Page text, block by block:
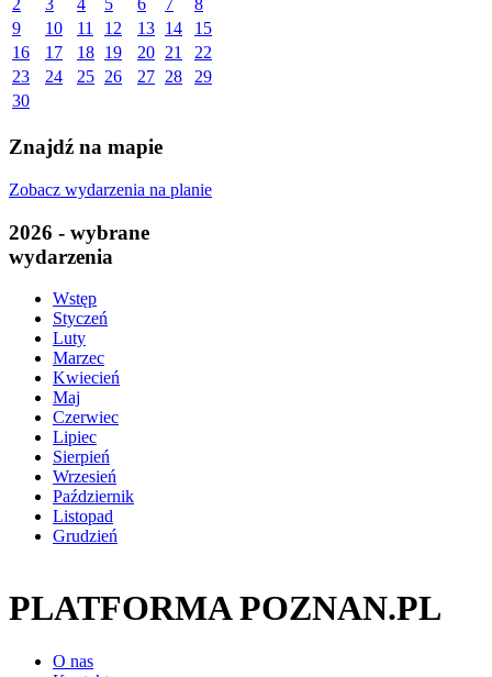
2
3 4 5 6 7
8
9
10 11 12 13 14
15
16
17 18 19 20 21
22
23
24 25 26 27 28
29
30
Znajdź na mapie
Zobacz wydarzenia na planie
2026 - wybrane
wydarzenia
Wstęp
Styczeń
Luty
Marzec
Kwiecień
Maj
Czerwiec
Lipiec
Sierpień
Wrzesień
Październik
Listopad
Grudzień
PLATFORMA POZNAN.PL
O nas